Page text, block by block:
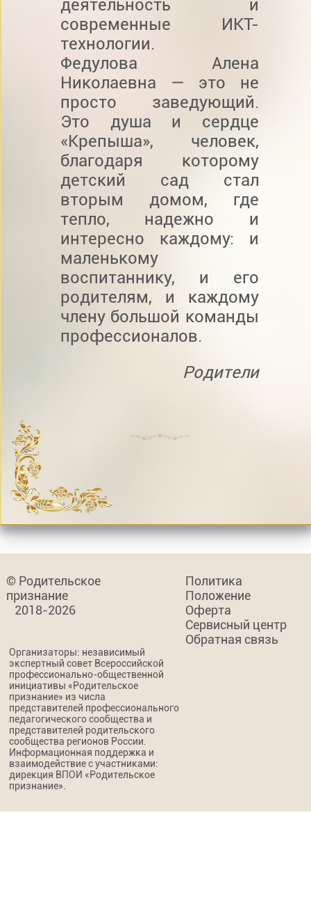
деятельность и
современные ИКТ-
технологии.
Федулова Алена
Николаевна — это не
просто заведующий.
Это душа и сердце
«Крепыша», человек,
благодаря которому
детский сад стал
вторым домом, где
тепло, надежно и
интересно каждому: и
маленькому
воспитаннику, и его
родителям, и каждому
члену большой команды
профессионалов.
Родители
© Родительское
признание
2018-2026
Политика
Положение
Оферта
Сервисный центр
Обратная связь
Организаторы: независимый
экспертный совет Всероссийской
профессионально-общественной
инициативы «Родительское
признание» из числа
представителей профессионального
педагогического сообщества и
представителей родительского
сообщества регионов России.
Информационная поддержка и
взаимодействие с участниками:
дирекция ВПОИ «Родительское
признание».